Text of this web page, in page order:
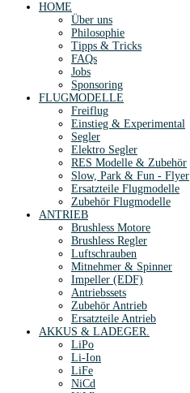
HOME
Über uns
Philosophie
Tipps & Tricks
FAQs
Jobs
Sponsoring
FLUGMODELLE
Freiflug
Einstieg & Experimental
Segler
Elektro Segler
RES Modelle & Zubehör
Slow, Park & Fun - Flyer
Ersatzteile Flugmodelle
Zubehör Flugmodelle
ANTRIEB
Brushless Motore
Brushless Regler
Luftschrauben
Mitnehmer & Spinner
Impeller (EDF)
Antriebssets
Zubehör Antrieb
Ersatzteile Antrieb
AKKUS & LADEGER.
LiPo
Li-Ion
LiFe
NiCd